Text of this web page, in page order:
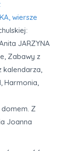
wiersze
JARZYNA
Zabawy z
kalendarza,
Harmonia,
Z
Joanna